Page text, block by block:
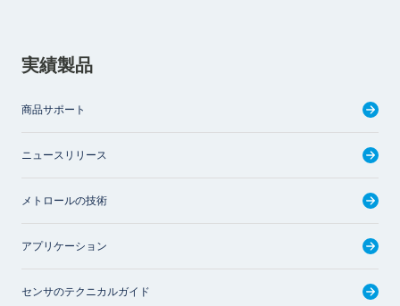
実績製品
商品サポート
ニュースリリース
メトロールの技術
アプリケーション
センサのテクニカルガイド